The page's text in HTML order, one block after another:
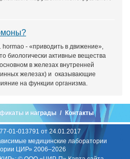
hormao - «приводить в движение»,
биологически активные вещества
в железах внутренней
железах) и оказывающие
на функции организма.
и награды Контакты
01-013791 от 24.01.2017
медицинские лаборатории
ЦИР» 2006–2026